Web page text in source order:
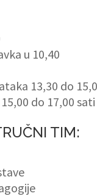
u 10,40
13,30 do
do 17,00 sati
TIM: